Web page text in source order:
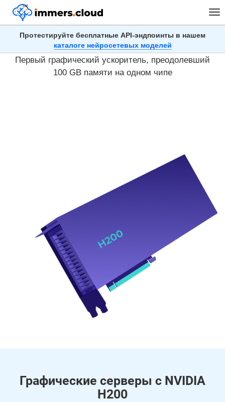
Протестируйте бесплатные API-эндпоинты в нашем
каталоге нейросетевых моделей
™
Облачные серверы с NVIDIA H200
Первый графический ускоритель, преодолевший
100 GB памяти на одном чипе
Графические серверы с NVIDIA
H200